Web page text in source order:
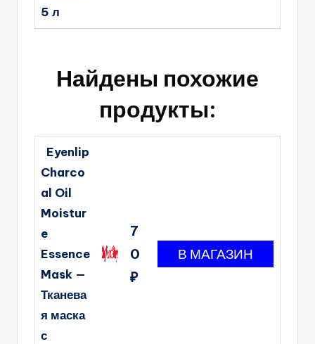
5 л
Найдены похожие
продукты:
Eyenlip
Charco
al Oil
Moistur
e
Essence
Mask —
Тканева
я маска
с
7
0
₽